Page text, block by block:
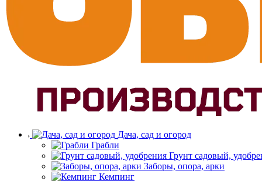
Дача, сад и огород
Грабли
Грунт садовый,
Заборы, опора, арки
Кемпинг